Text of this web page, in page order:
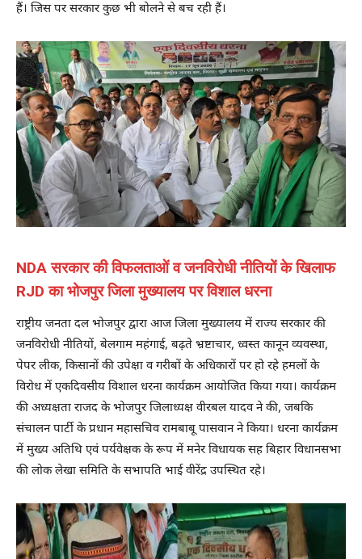
हैं। जिस पर सरकार कुछ भी बोलने से बच रही हैं।
NDA सरकार की विफलताओं व जनविरोधी नीतियों के खिलाफ
RJD का भोजपुर जिला मुख्यालय पर विशाल धरना
राष्ट्रीय जनता दल भोजपुर द्वारा आज जिला मुख्यालय में राज्य सरकार की
जनविरोधी नीतियों, बेलगाम महंगाई, बढ़ते भ्रष्टाचार, ध्वस्त कानून व्यवस्था,
पेपर लीक, किसानों की उपेक्षा व गरीबों के अधिकारों पर हो रहे हमलों के
विरोध में एकदिवसीय विशाल धरना कार्यक्रम आयोजित किया गया। कार्यक्रम
की अध्यक्षता राजद के भोजपुर जिलाध्यक्ष वीरबल यादव ने की, जबकि
संचालन पार्टी के प्रधान महासचिव रामबाबू पासवान ने किया। धरना कार्यक्रम
में मुख्य अतिथि एवं पर्यवेक्षक के रूप में मनेर विधायक सह बिहार विधानसभा
की लोक लेखा समिति के सभापति भाई वीरेंद्र उपस्थित रहे।